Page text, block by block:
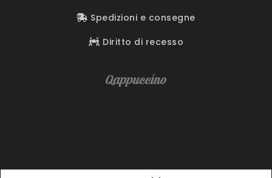
Spedizioni e consegne
Diritto di recesso